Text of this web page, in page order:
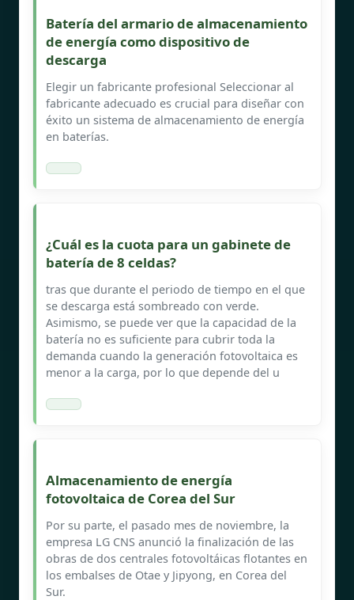
Batería del armario de almacenamiento
de energía como dispositivo de
descarga
Elegir un fabricante profesional Seleccionar al
fabricante adecuado es crucial para diseñar con
éxito un sistema de almacenamiento de energía
en baterías.
¿Cuál es la cuota para un gabinete de
batería de 8 celdas?
tras que durante el periodo de tiempo en el que
se descarga está sombreado con verde.
Asimismo, se puede ver que la capacidad de la
batería no es suficiente para cubrir toda la
demanda cuando la generación fotovoltaica es
menor a la carga, por lo que depende del u
Almacenamiento de energía
fotovoltaica de Corea del Sur
Por su parte, el pasado mes de noviembre, la
empresa LG CNS anunció la finalización de las
obras de dos centrales fotovoltáicas flotantes en
los embalses de Otae y Jipyong, en Corea del
Sur.